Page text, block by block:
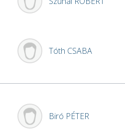
Tóth CSABA
Biró PÉTER